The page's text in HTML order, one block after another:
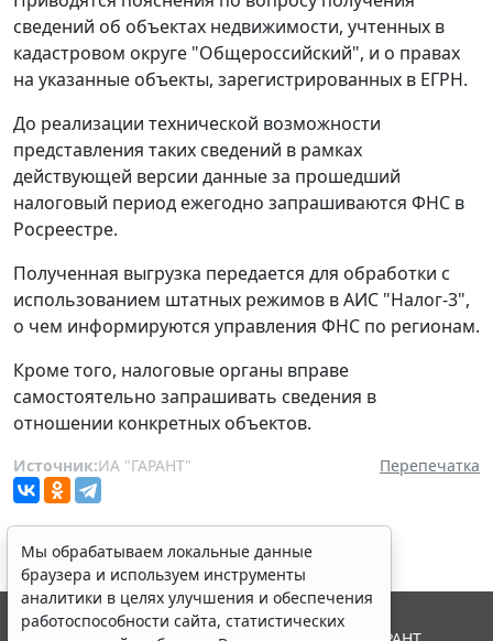
сведений об объектах недвижимости, учтенных в
кадастровом округе "Общероссийский", и о правах
на указанные объекты, зарегистрированных в ЕГРН.
До реализации технической возможности
представления таких сведений в рамках
действующей версии данные за прошедший
налоговый период ежегодно запрашиваются ФНС в
Росреестре.
Полученная выгрузка передается для обработки с
использованием штатных режимов в АИС "Налог-3",
о чем информируются управления ФНС по регионам.
Кроме того, налоговые органы вправе
самостоятельно запрашивать сведения в
отношении конкретных объектов.
Источник:ИА "ГАРАНТ" Перепечатка
Мы обрабатываем локальные данные
браузера и используем инструменты
аналитики в целях улучшения и обеспечения
работоспособности сайта, статистических